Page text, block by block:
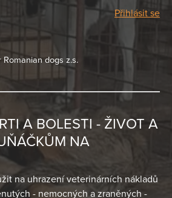
Přihlásit se
Romanian dogs z.s.
A BOLESTI - ŽIVOT A
NA
na uhrazení veterinárních nákladů
- nemocných a zraněných -